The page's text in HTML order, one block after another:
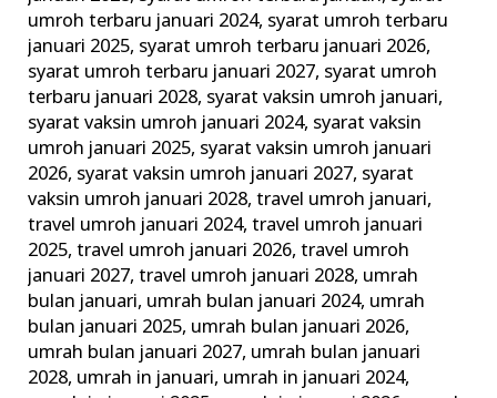
umroh terbaru januari 2024, syarat umroh terbaru
januari 2025, syarat umroh terbaru januari 2026,
syarat umroh terbaru januari 2027, syarat umroh
terbaru januari 2028, syarat vaksin umroh januari,
syarat vaksin umroh januari 2024, syarat vaksin
umroh januari 2025, syarat vaksin umroh januari
2026, syarat vaksin umroh januari 2027, syarat
vaksin umroh januari 2028,travel umroh januari,
travel umroh januari 2024,travel umroh januari
2025,travel umroh januari 2026,travel umroh
januari 2027,travel umroh januari 2028, umrah
bulan januari, umrah bulan januari 2024, umrah
bulan januari 2025, umrah bulan januari 2026,
umrah bulan januari 2027, umrah bulan januari
2028, umrah in januari, umrah in januari 2024,